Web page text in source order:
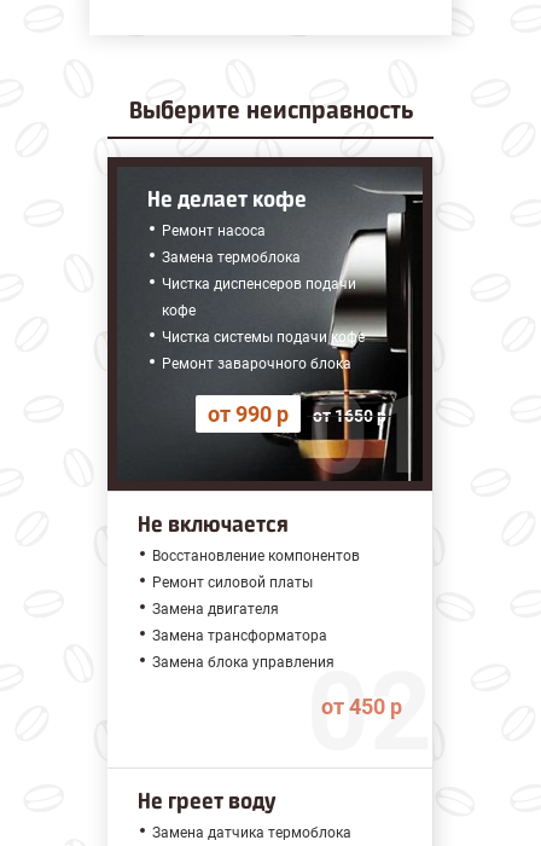
Выберите неисправность
Не делает кофе
Ремонт насоса
Замена термоблока
Чистка диспенсеров подачи
кофе
Чистка системы подачи кофе
Ремонт заварочного блока
от 990 р от 1650 р
Не включается
Восстановление компонентов
Ремонт силовой платы
Замена двигателя
Замена трансформатора
Замена блока управления
от 450 р
Не греет воду
Замена датчика термоблока